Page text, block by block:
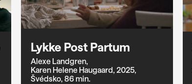
Lykke Post Partum
Alexe Landgren,
Karen Helene Haugaard, 2025,
Švédsko, 86 min.